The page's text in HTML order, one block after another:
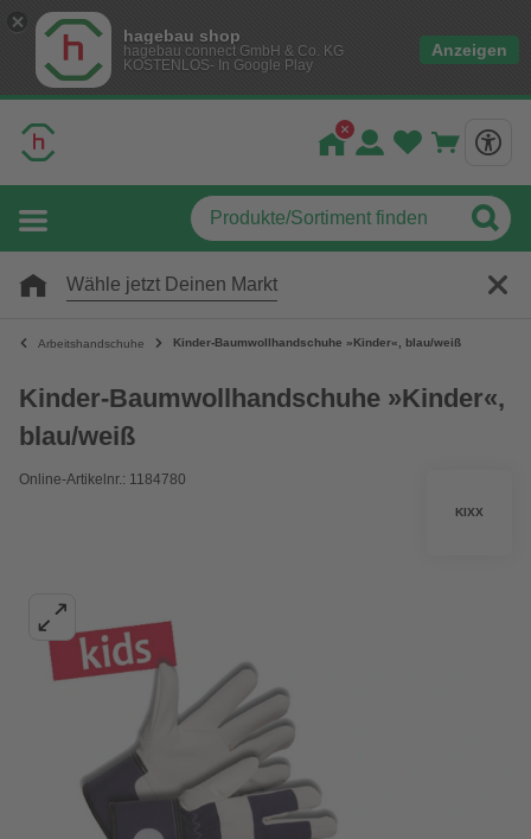
hagebau shop
hagebau connect GmbH & Co. KG
KOSTENLOS- In Google Play
Anzeigen
Wähle jetzt Deinen Markt
Arbeitshandschuhe Kinder-Baumwollhandschuhe »Kinder«, blau/weiß
Kinder-Baumwollhandschuhe »Kinder«,
blau/weiß
Online-Artikelnr.: 1184780
KIXX